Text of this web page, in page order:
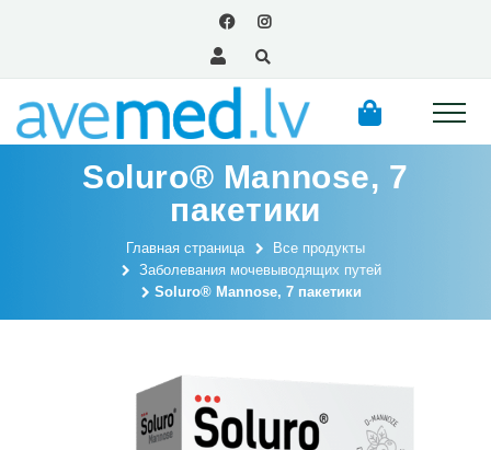
Soluro® Mannose, 7
пакетики
Главная страница
Все продукты
Заболевания мочевыводящих путей
Soluro® Mannose, 7 пакетики